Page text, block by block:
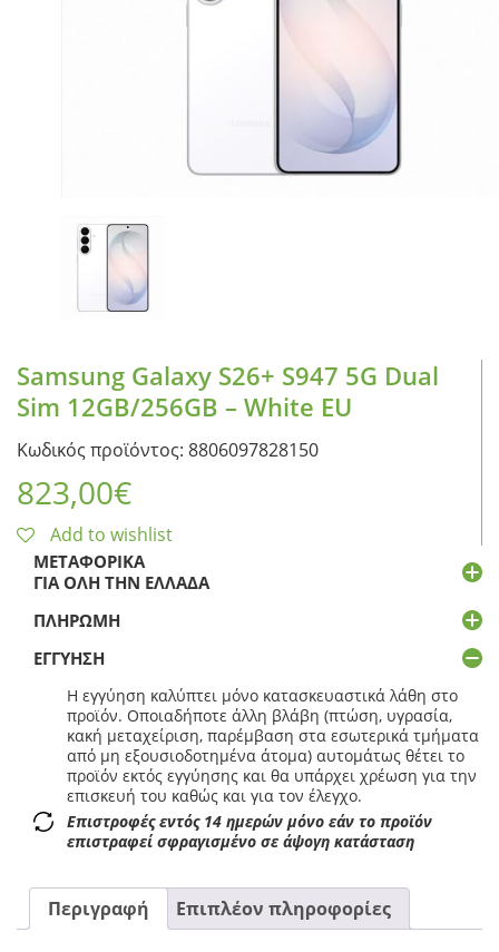
ΟΙΚΙΑΚΕΣ ΣΥΣΚΕΥΕΣ
ΠΡΟΣΩΠΙΚΗ ΦΡΟΝΤΙΔΑ
Samsung Galaxy S26+ S947 5G Dual
Sim 12GB/256GB – White EU
Κωδικός προϊόντος: 8806097828150
823,00€
Add to wishlist
ΜΕΤΑΦΟΡΙΚΆ
ΓΙΑ ΌΛΗ ΤΗΝ ΕΛΛΆΔΑ
ΠΛΗΡΩΜΉ
ΕΓΓΎΗΣΗ
Η εγγύηση καλύπτει μόνο κατασκευαστικά λάθη στο
προϊόν. Οποιαδήποτε άλλη βλάβη (πτώση, υγρασία,
κακή μεταχείριση, παρέμβαση στα εσωτερικά τμήματα
από μη εξουσιοδοτημένα άτομα) αυτομάτως θέτει το
προϊόν εκτός εγγύησης και θα υπάρχει χρέωση για την
επισκευή του καθώς και για τον έλεγχο.
Επιστροφές εντός 14 ημερών μόνο εάν το προϊόν
επιστραφεί σφραγισμένο σε άψογη κατάσταση
Περιγραφή Επιπλέον πληροφορίες